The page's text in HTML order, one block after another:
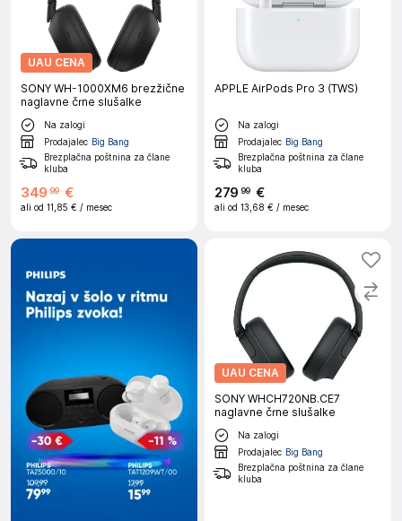
UAU CENA
SONY WH-1000XM6 brezžične
naglavne črne slušalke
Na zalogi
Prodajalec Big Bang
Brezplačna poštnina za člane
kluba
349 99 €
ali od 11,85 € / mesec
APPLE AirPods Pro 3 (TWS)
Na zalogi
Prodajalec Big Bang
Brezplačna poštnina za člane
kluba
279 99 €
ali od 13,68 € / mesec
UAU CENA
SONY WHCH720NB.CE7
naglavne črne slušalke
Na zalogi
Prodajalec Big Bang
Brezplačna poštnina za člane
kluba